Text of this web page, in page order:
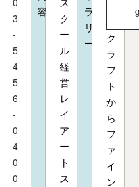
3
-
5
4
5
6
-
0
4
0
0
容
ク
ー
ル
経
営
レ
イ
ア
ー
ト
ス
ラ
リ
ー
ク
ラ
フ
ト
か
ら
フ
ァ
イ
ン